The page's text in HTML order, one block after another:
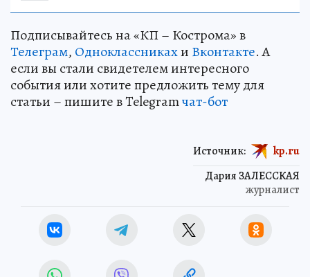
Подписывайтесь на «КП – Кострома» в
Телеграм, Одноклассникахи Вконтакте. А
если вы стали свидетелем интересного
события или хотите предложить тему для
статьи – пишите в Telegramчат-бот
Дария ЗАЛЕССКАЯ
журналист
Источник: kp.ru